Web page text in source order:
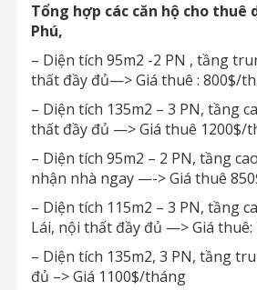
Tổng hợp các căn hộ cho thuê
Phú,
– Diện tích 95m2 -2 PN , tầng
thất đầy đủ—> Giá thuê : 800$/
– Diện tích 135m2 – 3 PN, tầng
thất đầy đủ —> Giá thuê 1200$/
– Diện tích 95m2 – 2 PN, tầng
nhận nhà ngay —-> Giá thuê
– Diện tích 115m2 – 3 PN, tầng
Lái, nội thất đầy đủ —> Giá
– Diện tích 135m2, 3 PN, tầng
đủ –> Giá 1100$/tháng